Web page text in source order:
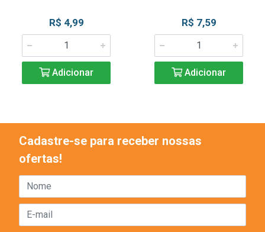
R$ 4,99
Adicionar
R$ 7,59
Adicionar
Cadastre-se para receber nossas
ofertas!